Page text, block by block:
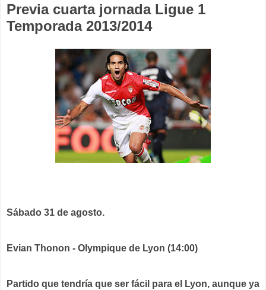
Previa cuarta jornada Ligue 1
Temporada 2013/2014
Sábado 31 de agosto.
Evian Thonon - Olympique de Lyon (14:00)
Partido que tendría que ser fácil para el Lyon, aunque ya